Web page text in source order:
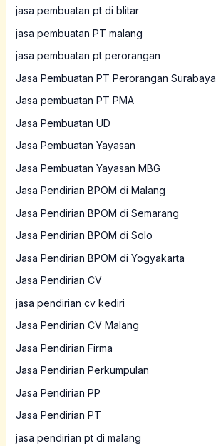
jasa pembuatan pt di blitar
jasa pembuatan PT malang
jasa pembuatan pt perorangan
Jasa Pembuatan PT Perorangan Surabaya
Jasa pembuatan PT PMA
Jasa Pembuatan UD
Jasa Pembuatan Yayasan
Jasa Pembuatan Yayasan MBG
Jasa Pendirian BPOM di Malang
Jasa Pendirian BPOM di Semarang
Jasa Pendirian BPOM di Solo
Jasa Pendirian BPOM di Yogyakarta
Jasa Pendirian CV
jasa pendirian cv kediri
Jasa Pendirian CV Malang
Jasa Pendirian Firma
Jasa Pendirian Perkumpulan
Jasa Pendirian PP
Jasa Pendirian PT
jasa pendirian pt di malang